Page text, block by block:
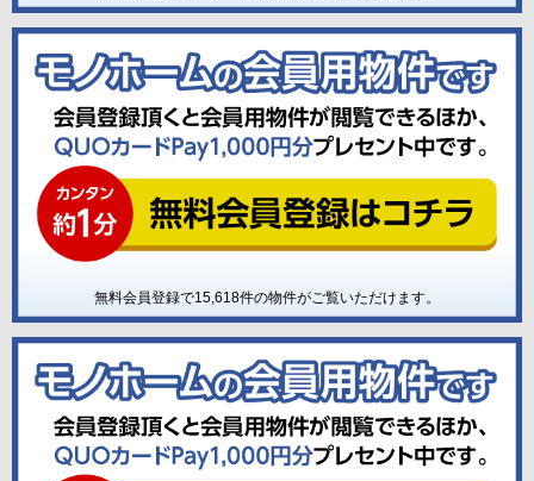
無料会員登録で15,618件の物件がご覧いただけます。